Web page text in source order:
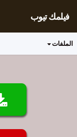
فيلمك تيوب
الملفات